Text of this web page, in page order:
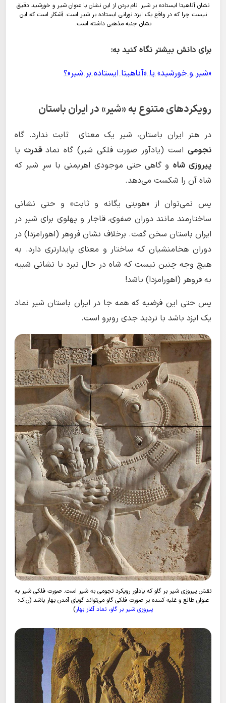
نشان آناهیتا ایستاده بر شیر. نام بردن از این نشان با عنوان شیر و خورشید دقیق
نیست چرا که در واقع یک ایزد نورانی ایستاده بر شیر است. آشکار است که این
نشان جنبه مذهبی داشته است.
برای دانش بیشتر نگاه کنید به:
«شیر و خورشید» یا «آناهیتا ایستاده بر شیر»؟
رویکردهای متنوع به «شیر» در ایران باستان
در هنر ایران باستان، شیر یک معنای ثابت ندارد. گاه
نجومی است (یادآور صورت فلکی شیر) گاه نمادقدرت یا
پیروزی شاه و گاهی حتی موجودی اهریمنی با سرِ شیر که
شاه آن را شکست می‌دهد.
پس نمی‌توان از «هویتی یگانه و ثابت» و حتی نشانی
ساختارمند مانند دوران صفوی، قاجار و پهلوی برای شیر در
ایران باستان سخن گفت. برخلاف نشان فروهر (اهورامزدا) در
دوران هخامنشیان که ساختار و معنای پایدارتری دارد. به
هیچ وجه چنین نیست که شاه در حال نبرد با نشانی شبیه
به فروهر (اهورامزدا) باشد!
پس حتی این فرضیه که همه جا در ایران باستان شیر نماد
یک ایزد باشد با تردید جدی روبرو است.
نقش پیروزی شیر بر گاو که یادآور رویکرد نجومی به شیر است. صورت فلکی شیر به
عنوان طالع و غلبه کننده بر صورت فلکی گاو می‌تواند گویای آمدن بهار باشد (ن.ک:
پیروزی شیر بر گاو، نماد آغاز بهار)